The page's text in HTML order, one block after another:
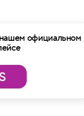
официальном